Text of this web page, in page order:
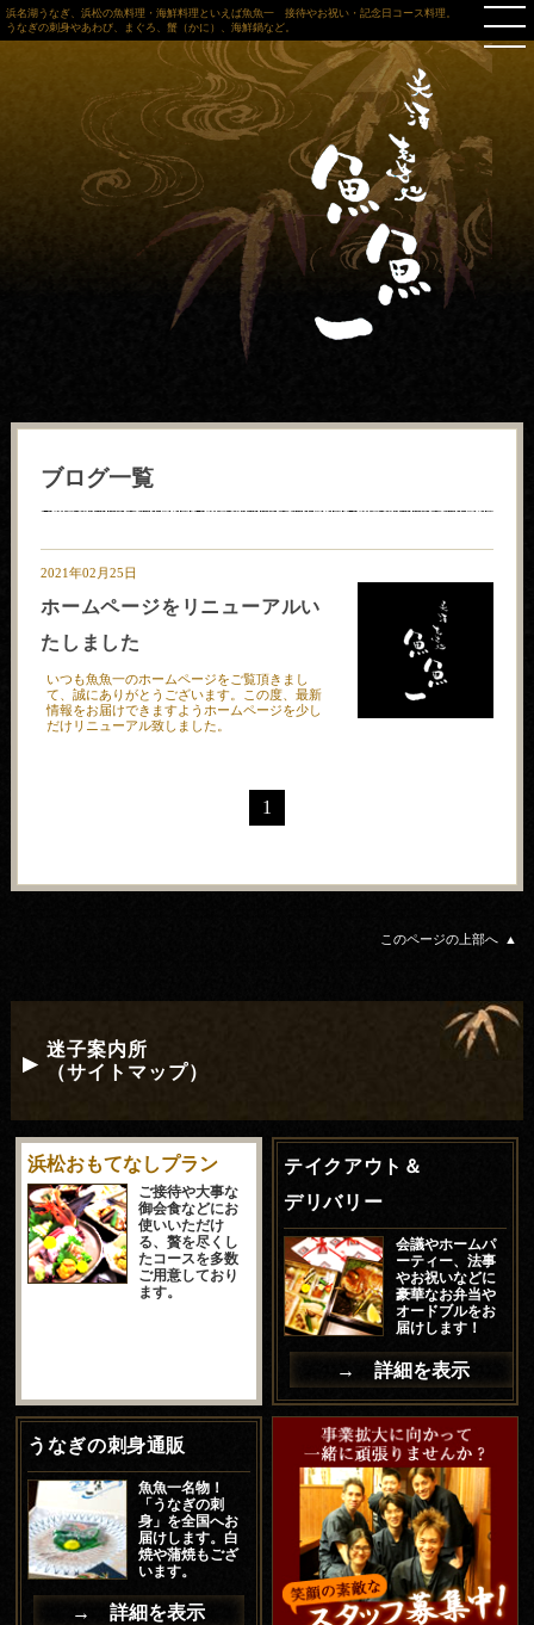
浜名湖うなぎ、浜松の魚料理・海鮮料理といえば魚魚一 接待やお祝い・記念日コース料理。
うなぎの刺身やあわび、まぐろ、蟹（かに）、海鮮鍋など。
ブログ一覧
2021年02月25日
ホームページをリニューアルい
たしました
いつも魚魚一のホームページをご覧頂きまし
て、誠にありがとうございます。この度、最新
情報をお届けできますようホームページを少し
だけリニューアル致しました。
1
このページの上部へ
迷子案内所
（サイトマップ）
浜松おもてなしプラン
ご接待や大事な
御会食などにお
使いいただけ
る、贅を尽くし
たコースを多数
ご用意しており
ます。
テイクアウト＆
デリバリー
会議やホームパ
ーティー、法事
やお祝いなどに
豪華なお弁当や
オードブルをお
届けします！
→ 詳細を表示
うなぎの刺身通販
魚魚一名物！
「うなぎの刺
身」を全国へお
届けします。白
焼や蒲焼もござ
います。
→ 詳細を表示